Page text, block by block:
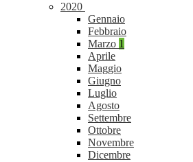
2020
Gennaio
Febbraio
Marzo 1
Aprile
Maggio
Giugno
Luglio
Agosto
Settembre
Ottobre
Novembre
Dicembre